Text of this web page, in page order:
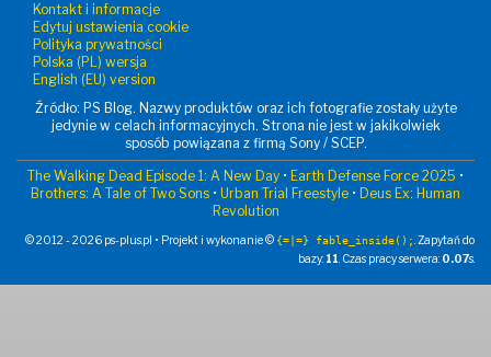
Kontakt i informacje
Edytuj ustawienia cookie
Polityka prywatności
Polska (PL) wersja
English (EU) version
Źródło: PS Blog. Nazwy produktów oraz ich fotografie zostały użyte
jedynie w celach informacyjnych. Strona nie jest w jakikolwiek
sposób powiązana z firmą Sony / SCEP.
The Walking Dead Episode 1: A New Day • Earth Defense Force 2025 •
Brothers: A Tale of Two Sons • Urban Trial Freestyle • Deus Ex: Human
Revolution
© 2012 - 2026 ps-plus.pl • Projekt i wykonanie © {=|=} fable_inside();. Zapytań do
bazy: 11. Czas pracy serwera: 0.07s.